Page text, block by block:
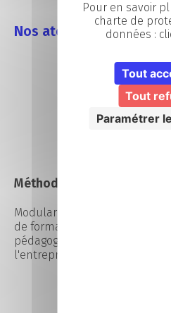
Nos atouts :
Méthodes pédagogiques
Modularisation et
de formation Cours dispensés
pédagogique de formateurs
l'entreprise.
Pour en savoir
charte de
données :
Tout
Tout
Paramétrer